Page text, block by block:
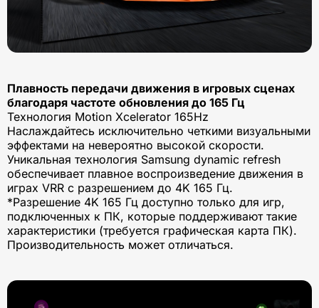
Плавность передачи движения в игровых сценах
благодаря частоте обновления до 165 Гц
Технология Motion Xcelerator 165Hz
Наслаждайтесь исключительно четкими визуальными
эффектами на невероятно высокой скорости.
Уникальная технология Samsung dynamic refresh
обеспечивает плавное воспроизведение движения в
играх VRR с разрешением до 4K 165 Гц.
*Разрешение 4K 165 Гц доступно только для игр,
подключенных к ПК, которые поддерживают такие
характеристики (требуется графическая карта ПК).
Производительность может отличаться.